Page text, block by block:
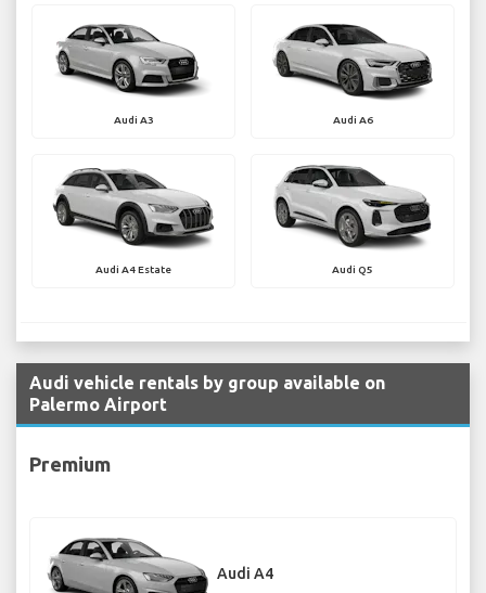
Audi A3 Audi A6
Audi A4 Estate Audi Q5
Audi vehicle rentals by group available on
Palermo Airport
Premium
Audi A4